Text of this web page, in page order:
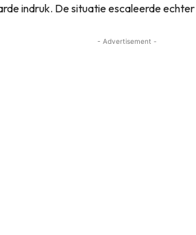
indruk. De situatie escaleerde
- Advertisement -